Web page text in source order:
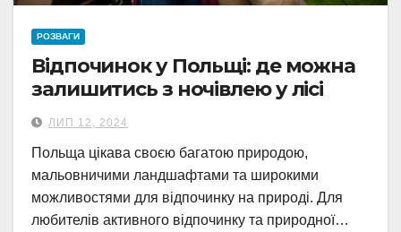
РОЗВАГИ
Відпочинок у Польщі: де можна
залишитись з ночівлею у лісі
ЛИП 12, 2024
Польща цікава своєю багатою природою,
мальовничими ландшафтами та широкими
можливостями для відпочинку на природі. Для
любителів активного відпочинку та природної…